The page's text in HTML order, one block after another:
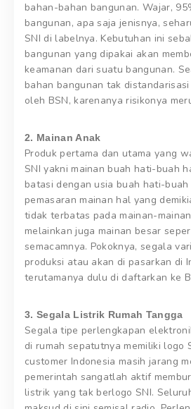
bahan-bahan bangunan. Wajar,
bangunan, apa saja jenisnya,
SNI di labelnya. Kebutuhan ini
bangunan yang dipakai akan
keamanan dari suatu bangunan.
bahan bangunan tak
oleh BSN, karenanya risikonya
2. Mainan Anak
Produk pertama dan utama yang
SNI yakni mainan buah hati-buah
batasi dengan usia buah hati-
pemasaran mainan hal yang
tidak terbatas pada mainan-
melainkan juga mainan besar
semacamnya. Pokoknya, segala
produksi atau akan di pasarkan di
terutamanya dulu di daftarkan ke
3. Segala Listrik Rumah Tangga
Segala tipe perlengkapan
di rumah sepatutnya memiliki logo
customer Indonesia masih jarang
pemerintah sangatlah aktif
listrik yang tak berlogo SNI.